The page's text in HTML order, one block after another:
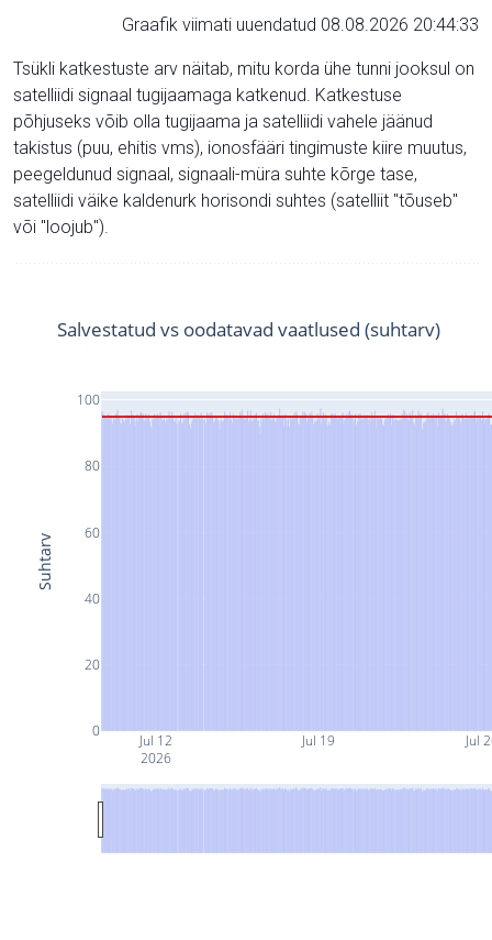
Graafik viimati uuendatud 08.08.2026 20:44:33
Tsükli katkestuste arv näitab, mitu korda ühe tunni jooksul on
satelliidi signaal tugijaamaga katkenud. Katkestuse
põhjuseks võib olla tugijaama ja satelliidi vahele jäänud
takistus (puu, ehitis vms), ionosfääri tingimuste kiire muutus,
peegeldunud signaal, signaali-müra suhte kõrge tase,
satelliidi väike kaldenurk horisondi suhtes (satelliit "tõuseb"
või "loojub").
Jul 12
2026
Jul 19 Jul
0
20
40
60
80
100
Salvestatud vs oodatavad vaatlused (suhtarv)
Suhtarv